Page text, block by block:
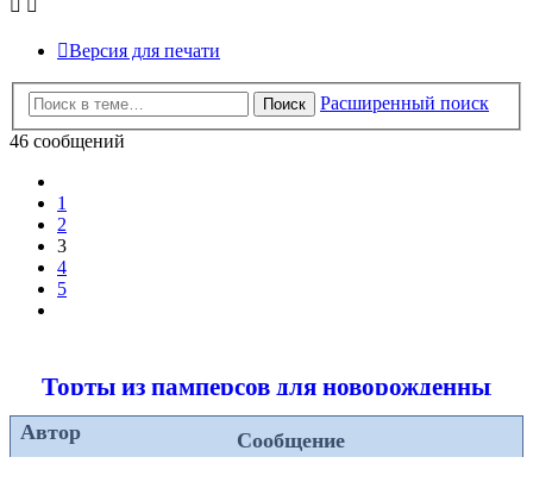
Версия для печати
Поиск
Расширенный поиск
46 сообщений
1
2
3
4
5
Торты из памперсов для новорожденных
Автор Сообщение